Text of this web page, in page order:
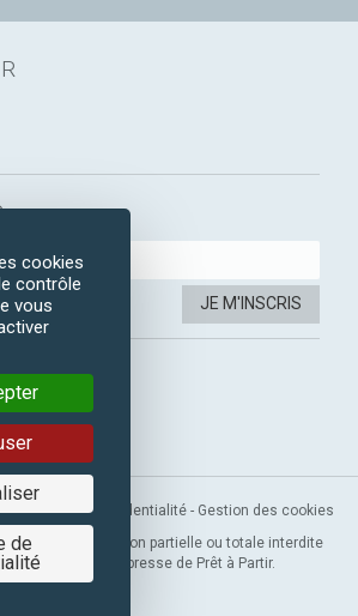
:
JE M'INSCRIS
-Politique de confidentialité - Gestion des cookies
à Partir. Reproduction partielle ou totale interdite
préalable et expresse de Prêt à Partir.
cookies
contrôle
vous
de